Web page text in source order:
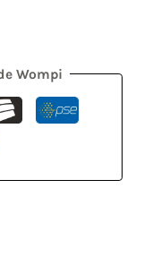
Wompi